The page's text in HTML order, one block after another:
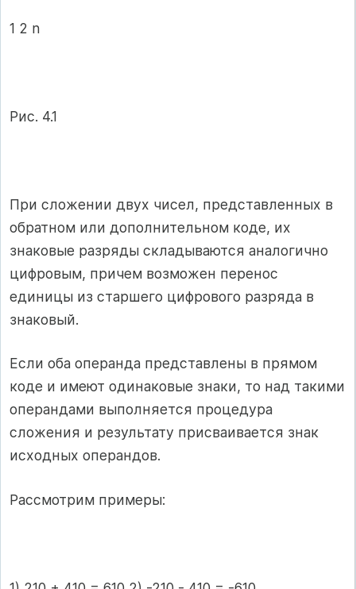
1 2 n
Рис. 4.1
При сложении двух чисел, представленных в
обратном или дополнительном коде, их
знаковые разряды складываются аналогично
цифровым, причем возможен перенос
единицы из старшего цифрового разряда в
знаковый.
Если оба операнда представлены в прямом
коде и имеют одинаковые знаки, то над такими
операндами выполняется процедура
сложения и результату присваивается знак
исходных операндов.
Рассмотрим примеры: